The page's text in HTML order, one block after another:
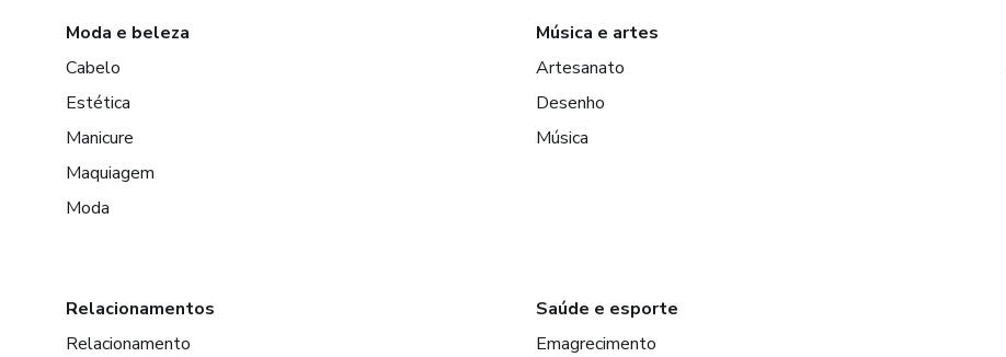
Moda e beleza
Cabelo
Estética
Manicure
Maquiagem
Moda
Música e artes
Artesanato
Desenho
Música
Relacionamentos
Relacionamento
Saúde e esporte
Emagrecimento